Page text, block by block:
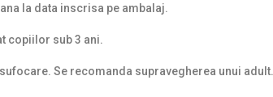
la data inscrisa pe ambalaj.
copiilor sub 3 ani.
Se recomanda supravegherea unui adult.